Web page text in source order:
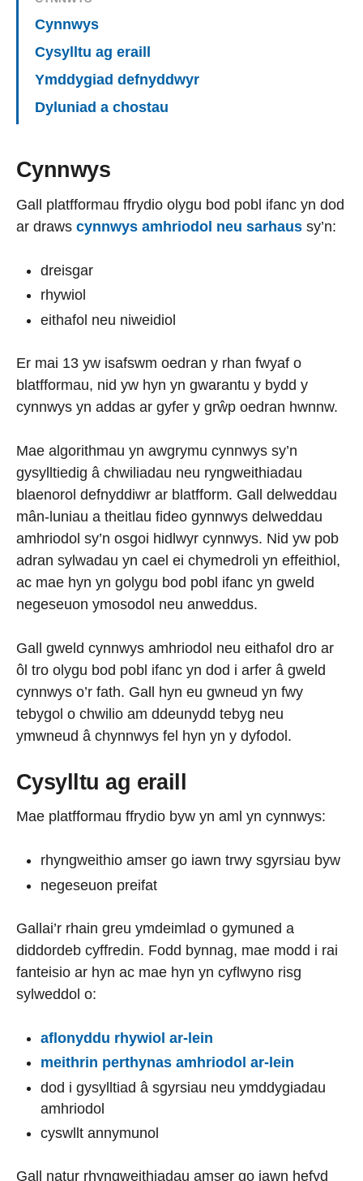
Cynnwys
Cysylltu ag eraill
Ymddygiad defnyddwyr
Dyluniad a chostau
Cynnwys
Gall platfformau ffrydio olygu bod pobl ifanc yn dod
ar draws cynnwys amhriodol neu sarhaus sy’n:
dreisgar
rhywiol
eithafol neu niweidiol
Er mai 13 yw isafswm oedran y rhan fwyaf o
blatfformau, nid yw hyn yn gwarantu y bydd y
cynnwys yn addas ar gyfer y grŵp oedran hwnnw.
Mae algorithmau yn awgrymu cynnwys sy’n
gysylltiedig â chwiliadau neu ryngweithiadau
blaenorol defnyddiwr ar blatfform. Gall delweddau
mân-luniau a theitlau fideo gynnwys delweddau
amhriodol sy’n osgoi hidlwyr cynnwys. Nid yw pob
adran sylwadau yn cael ei chymedroli yn effeithiol,
ac mae hyn yn golygu bod pobl ifanc yn gweld
negeseuon ymosodol neu anweddus.
Gall gweld cynnwys amhriodol neu eithafol dro ar
ôl tro olygu bod pobl ifanc yn dod i arfer â gweld
cynnwys o’r fath. Gall hyn eu gwneud yn fwy
tebygol o chwilio am ddeunydd tebyg neu
ymwneud â chynnwys fel hyn yn y dyfodol.
Cysylltu ag eraill
Mae platfformau ffrydio byw yn aml yn cynnwys:
rhyngweithio amser go iawn trwy sgyrsiau byw
negeseuon preifat
Gallai’r rhain greu ymdeimlad o gymuned a
diddordeb cyffredin. Fodd bynnag, mae modd i rai
fanteisio ar hyn ac mae hyn yn cyflwyno risg
sylweddol o:
aflonyddu rhywiol ar-lein
meithrin perthynas amhriodol ar-lein
dod i gysylltiad â sgyrsiau neu ymddygiadau
amhriodol
cyswllt annymunol
Gall natur rhyngweithiadau amser go iawn hefyd